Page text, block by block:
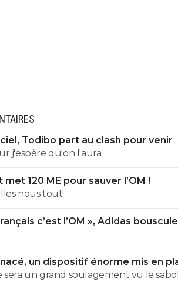
Todibo part au clash pour venir
j'espère qu'on l'aura
120 ME pour sauver l’OM !
nous tout!
c’est l’OM », Adidas
un dispositif énorme mis en
sera un grand soulagement vu le